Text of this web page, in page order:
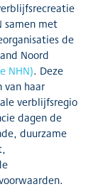
samen met
de
Noord
NHN). Deze
van haar
verblijfsregio
dagen de
duurzame